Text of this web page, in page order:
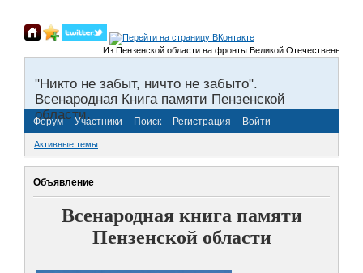
Из Пензенской области на фронты Великой Отечественной
"Никто не забыт, ничто не забыто".
Всенародная Книга памяти Пензенской
области.
Форум Участники Поиск Регистрация Войти
Активные темы
Объявление
Всенародная книга памяти
Пензенской области